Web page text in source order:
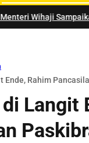
Maaf
Rahim
Langit